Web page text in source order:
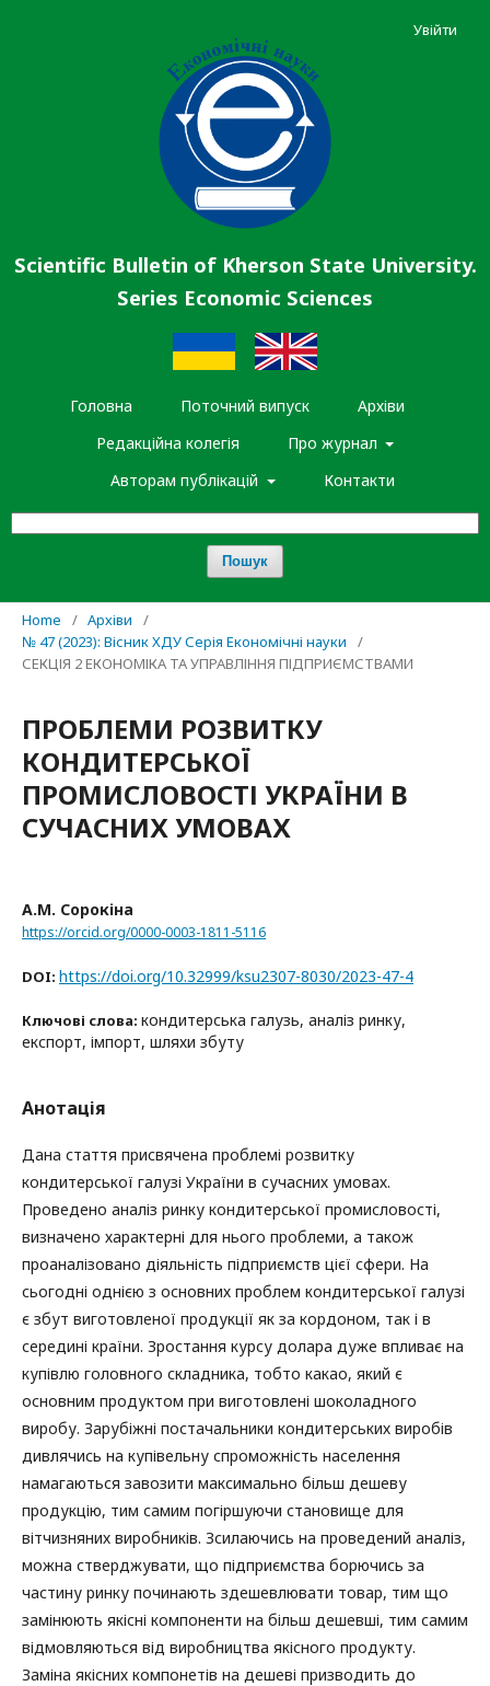
Scientific Bulletin of Kherson State University.
Series Economic Sciences
Головна Поточний випуск
Архіви
Редакційна колегія
Про журнал
Авторам публікацій
Контакти
Пошук
Увійти
Home / Архіви
/
№ 47 (2023): Вісник ХДУ Серія Економічні науки
/
СЕКЦІЯ 2 ЕКОНОМІКА ТА УПРАВЛІННЯ ПІДПРИЄМСТВАМИ
ПРОБЛЕМИ РОЗВИТКУ
КОНДИТЕРСЬКОЇ
ПРОМИСЛОВОСТІ УКРАЇНИ В
СУЧАСНИХ УМОВАХ
А.М. Сорокіна
https://orcid.org/0000-0003-1811-5116
DOI: https://doi.org/10.32999/ksu2307-8030/2023-47-4
Ключові слова: кондитерська галузь, аналіз ринку,
експорт, імпорт, шляхи збуту
Анотація
Дана стаття присвячена проблемі розвитку
кондитерської галузі України в сучасних умовах.
Проведено аналіз ринку кондитерської промисловості,
визначено характерні для нього проблеми, а також
проаналізовано діяльність підприємств цієї сфери. На
сьогодні однією з основних проблем кондитерської галузі
є збут виготовленої продукції як за кордоном, так і в
середині країни. Зростання курсу долара дуже впливає на
купівлю головного складника, тобто какао, який є
основним продуктом при виготовлені шоколадного
виробу. Зарубіжні постачальники кондитерських виробів
дивлячись на купівельну спроможність населення
намагаються завозити максимально більш дешеву
продукцію, тим самим погіршуючи становище для
вітчизняних виробників. Зсилаючись на проведений аналіз,
можна стверджувати, що підприємства борючись за
частину ринку починають здешевлювати товар, тим що
замінюють якісні компоненти на більш дешевші, тим самим
відмовляються від виробництва якісного продукту.
Заміна якісних компонетів на дешеві призводить до